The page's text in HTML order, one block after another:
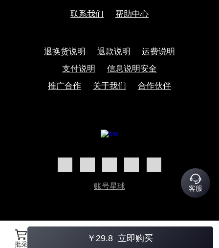
批采
￥ 29.8 立即购买
联系我们 帮助中心
退换货说明 退款说明
运费说明
支付说明
信息说明安全
推广合作
关于我们 合作伙伴
账号星球 客服